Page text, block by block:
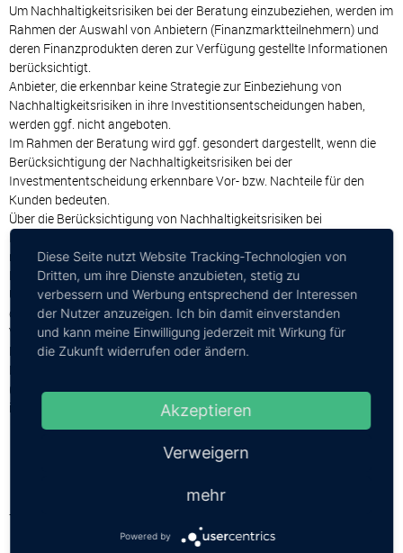
Um Nachhaltigkeitsrisiken bei der Beratung einzubeziehen, werden im
Rahmen der Auswahl von Anbietern (Finanzmarktteilnehmern) und
deren Finanzprodukten deren zur Verfügung gestellte Informationen
berücksichtigt.
Anbieter, die erkennbar keine Strategie zur Einbeziehung von
Nachhaltigkeitsrisiken in ihre Investitionsentscheidungen haben,
werden ggf. nicht angeboten.
Im Rahmen der Beratung wird ggf. gesondert dargestellt, wenn die
Berücksichtigung der Nachhaltigkeitsrisiken bei der
Investmententscheidung erkennbare Vor- bzw. Nachteile für den
Kunden bedeuten.
Über die Berücksichtigung von Nachhaltigkeitsrisiken bei
Investitionsentscheidungen des jeweiligen Anbieters informiert dieser
mit seinen vorvertraglichen Informationen. Fragen dazu kann der
Kunde im Vorfeld eines möglichen Abschlusses ansprechen.
Um die Bewertung von Nachhaltigkeitsrisiken vorzunehmen, nutzt
der Finanzberater u.a. zusätzliche Informationen von Dienstleistern,
Verbänden oder Organisationen, die sich auf die Beurteilung dieser
Risiken spezialisiert haben. Grundsätzlich wird auch in Bezug auf
Nachhaltigkeitsrisiken eine möglichst breite Streuung
(Diversifizierung) der Anlage in Finanzprodukte oder ggf. auch
innerhalb eines Finanzproduktes empfohlen.
Information zur Berücksichtigung
nachteiliger Auswirkungen auf
Nachhaltigkeitsfaktoren (Art. 4
TVO)
Diese Seite nutzt Website Tracking-Technologien von
Dritten, um ihre Dienste anzubieten, stetig zu
verbessern und Werbung entsprechend der Interessen
der Nutzer anzuzeigen. Ich bin damit einverstanden
und kann meine Einwilligung jederzeit mit Wirkung für
die Zukunft widerrufen oder ändern.
Akzeptieren
Verweigern
mehr
Powered by